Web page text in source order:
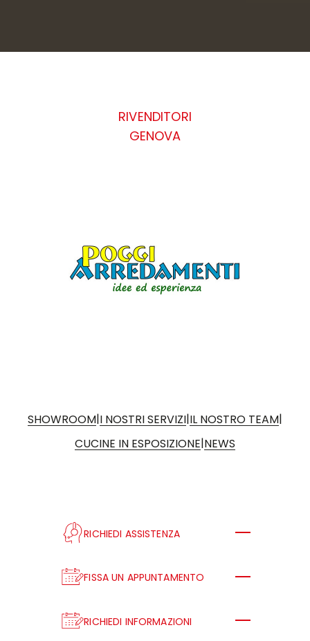
RIVENDITORI
GENOVA
SHOWROOM|I NOSTRI SERVIZI|IL NOSTRO TEAM|
CUCINE IN ESPOSIZIONE|NEWS
RICHIEDI ASSISTENZA
FISSA UN APPUNTAMENTO
RICHIEDI INFORMAZIONI